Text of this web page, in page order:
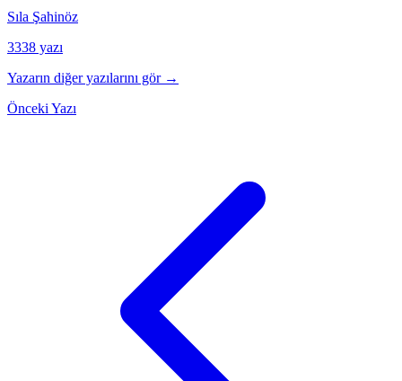
Sıla Şahinöz
3338 yazı
Yazarın diğer yazılarını gör →
Önceki Yazı